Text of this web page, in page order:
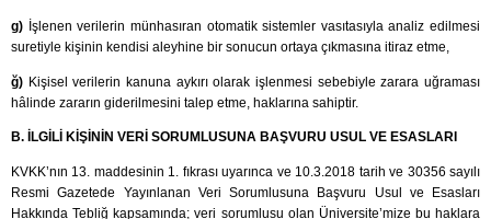
g) İşlenen verilerin münhasıran otomatik sistemler vasıtasıyla analiz edilmesi
suretiyle kişinin kendisi aleyhine bir sonucun ortaya çıkmasına itiraz etme,
ğ) Kişisel verilerin kanuna aykırı olarak işlenmesi sebebiyle zarara uğraması
hâlinde zararın giderilmesini talep etme, haklarına sahiptir.
B. İLGİLİ KİŞİNİN VERİ SORUMLUSUNA BAŞVURU USUL VE ESASLARI
KVKK’nın 13. maddesinin 1. fıkrası uyarınca ve 10.3.2018 tarih ve 30356 sayılı
Resmi Gazetede Yayınlanan Veri Sorumlusuna Başvuru Usul ve Esasları
Hakkında Tebliğ kapsamında; veri sorumlusu olan Üniversite’mize bu haklara